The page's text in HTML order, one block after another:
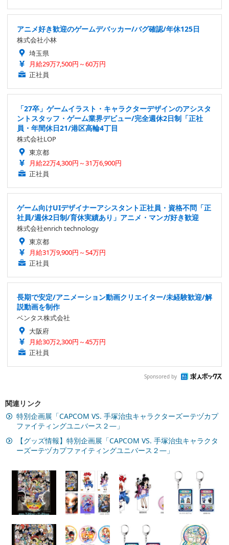
アニメ好き歓迎のゲームデバッカー/バグ確認/年休125日
株式会社小林
埼玉県
月給29万7,500円～60万円
正社員
「27卒」ゲームイラスト・キャラクターデザインのアシスタ
ントスタッフ・ゲーム業界デビュー/完全週休2日制「正社
員・年間休日21/港区高輪4丁目
株式会社LOP
東京都
月給22万4,300円～31万6,900円
正社員
ゲーム向けUIデザイナーアシスタント正社員・資格不問「正
社員/週休2日制/育休実績あり」アニメ・マンガ好き歓迎
株式会社enrich technology
東京都
月給31万9,900円～54万円
正社員
長期で安定/アニメーション動画クリエイター/未経験歓迎/解
説動画を制作
ベンタス株式会社
大阪府
月給30万2,300円～45万円
正社員
Sponsored by
関連リンク
特別企画展「CAPCOM VS. 手塚治虫キャラクターズーテヅカプ
ファイティングユニバース２―」
【グッズ情報】特別企画展「CAPCOM VS. 手塚治虫キャラクタ
ーズーテヅカプファイティングユニバース２―」